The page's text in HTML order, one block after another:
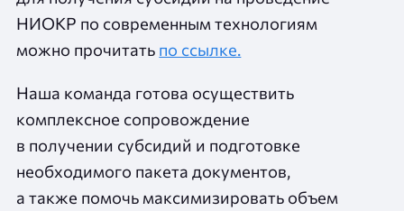
НИОКР по современным технологиям
можно прочитать по ссылке.
Наша команда готова осуществить
комплексное сопровождение
в получении субсидий и подготовке
необходимого пакета документов,
а также помочь максимизировать объем